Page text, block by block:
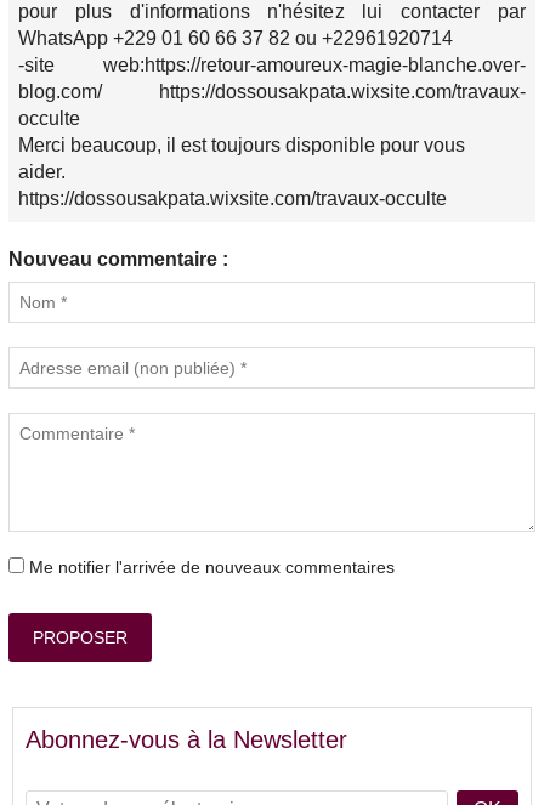
pour plus d'informations n'hésitez lui contacter par
WhatsApp +229 01 60 66 37 82 ou +22961920714
-site web:https://retour-amoureux-magie-blanche.over-
blog.com/ https://dossousakpata.wixsite.com/travaux-
occulte
Merci beaucoup, il est toujours disponible pour vous
aider.
https://dossousakpata.wixsite.com/travaux-occulte
Nouveau commentaire :
Me notifier l'arrivée de nouveaux commentaires
PROPOSER
Abonnez-vous à la Newsletter